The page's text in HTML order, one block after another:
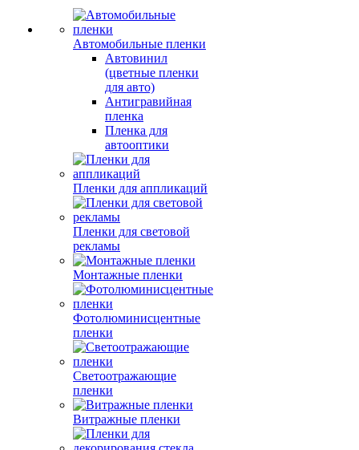
Автомобильные пленки
Автовинил
(цветные пленки
для авто)
Антигравийная
пленка
Пленка для
автооптики
Пленки для аппликаций
Пленки для световой
рекламы
Монтажные пленки
Фотолюминисцентные
пленки
Светоотражающие
пленки
Витражные пленки